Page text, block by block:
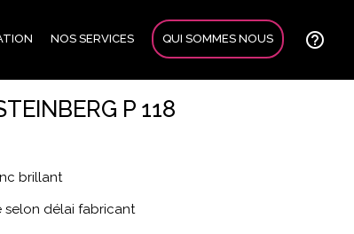
NOS SERVICES QUI SOMMES NOUS help_outline
P 118
brillant
selon délai fabricant